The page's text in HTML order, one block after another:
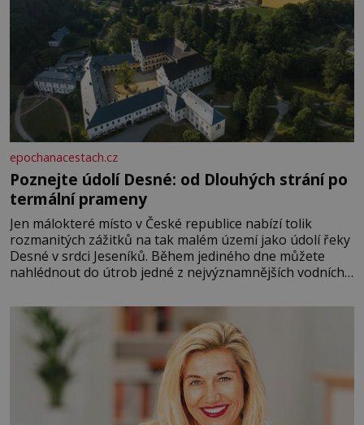
epochanacestach.cz
Poznejte údolí Desné: od Dlouhých strání po
termální prameny
Jen málokteré místo v České republice nabízí tolik
rozmanitých zážitků na tak malém území jako údolí řeky
Desné v srdci Jeseníků. Během jediného dne můžete
nahlédnout do útrob jedné z nejvýznamnějších vodních
se na koloběžce a den zakončit poznáváním památek ve
Velkých Losinách nebo v termálním